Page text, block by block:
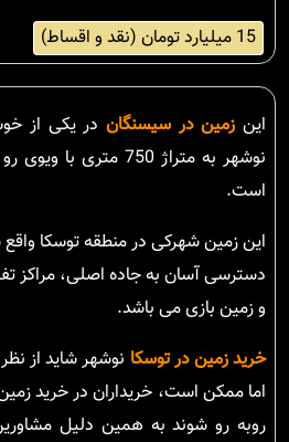
15 میلیارد تومان (نقد و اقساط)
این زمین در سیسنگان در یکی از
نوشهر به متراژ 750
است.
این زمین شهرکی در منطقه توسکا
دسترسی آسان به جاده اصلی، مراکز
و زمین بازی می باشد.
خرید زمین در توسکا نوشهر شاید از
اما ممکن است، خریداران در خرید
روبه رو شوند به همین دلیل